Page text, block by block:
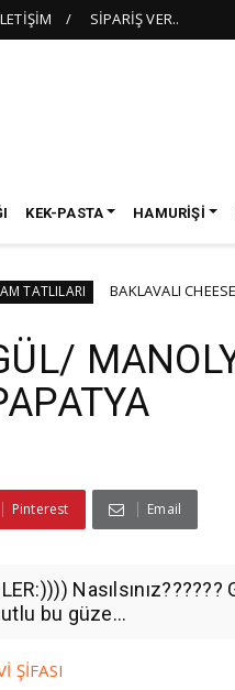
SİPARİŞ VER..
KEK-PASTA HAMURİŞİ
BAKLAVALI CHEESECAKE
Pinterest Email
Nasılsınız??????
bu güze...
ŞİFASI